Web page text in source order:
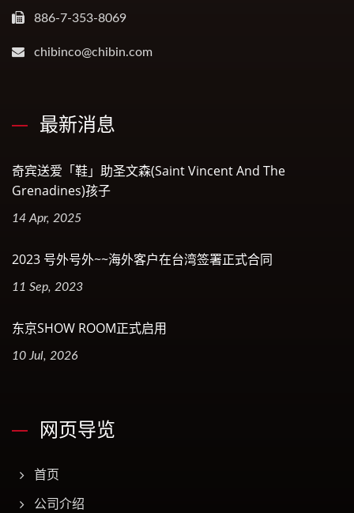
886-7-353-8069
chibinco@chibin.com
最新消息
奇宾送爱「鞋」助圣文森(Saint Vincent And The
Grenadines)孩子
14 Apr, 2025
2023 号外号外~~海外客户在台湾签署正式合同
11 Sep, 2023
东京SHOW ROOM正式启用
10 Jul, 2026
网页导览
首页
公司介绍